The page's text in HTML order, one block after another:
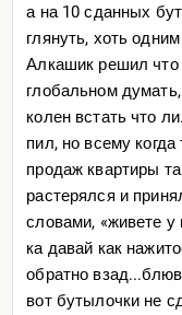
развития модель
китай мы, а потому
того усыхающего
верить. Сначала
высасывании из
простым снижении
официальная
авто, из абзаца
обилие новых
весогабаритки,
государство
а на 10 сданных
глянуть, хоть
Алкашик решил что
глобальном
колен встать что
пил, но всему
продаж квартиры
растерялся и
словами, «живете у
ка давай как
обратно
вот бутылочки не